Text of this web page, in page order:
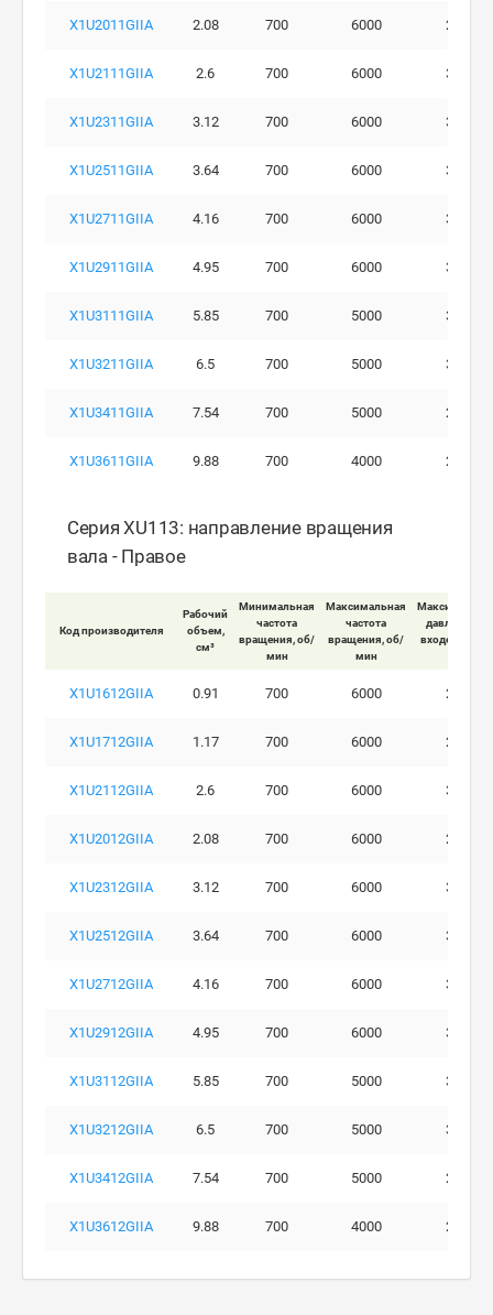
X1U2011GIIA 2.08 700 6000 290
X1U2111GIIA 2.6 700 6000 300
X1U2311GIIA 3.12 700 6000 300
X1U2511GIIA 3.64 700 6000 300
X1U2711GIIA 4.16 700 6000 300
X1U2911GIIA 4.95 700 6000 300
X1U3111GIIA 5.85 700 5000 300
X1U3211GIIA 6.5 700 5000 300
X1U3411GIIA 7.54 700 5000 260
X1U3611GIIA 9.88 700 4000 230
Серия XU113: направление вращения
вала - Правое
Код производителя
Рабочий
объем,
см³
Минимальная
частота
вращения, об/
мин
Максимальная
частота
вращения, об/
мин
давление на
входе
X1U1612GIIA 0.91 700 6000 280
X1U1712GIIA 1.17 700 6000 290
X1U2112GIIA 2.6 700 6000 300
X1U2012GIIA 2.08 700 6000 290
X1U2312GIIA 3.12 700 6000 300
X1U2512GIIA 3.64 700 6000 300
X1U2712GIIA 4.16 700 6000 300
X1U2912GIIA 4.95 700 6000 300
X1U3112GIIA 5.85 700 5000 300
X1U3212GIIA 6.5 700 5000 300
X1U3412GIIA 7.54 700 5000 260
X1U3612GIIA 9.88 700 4000 230